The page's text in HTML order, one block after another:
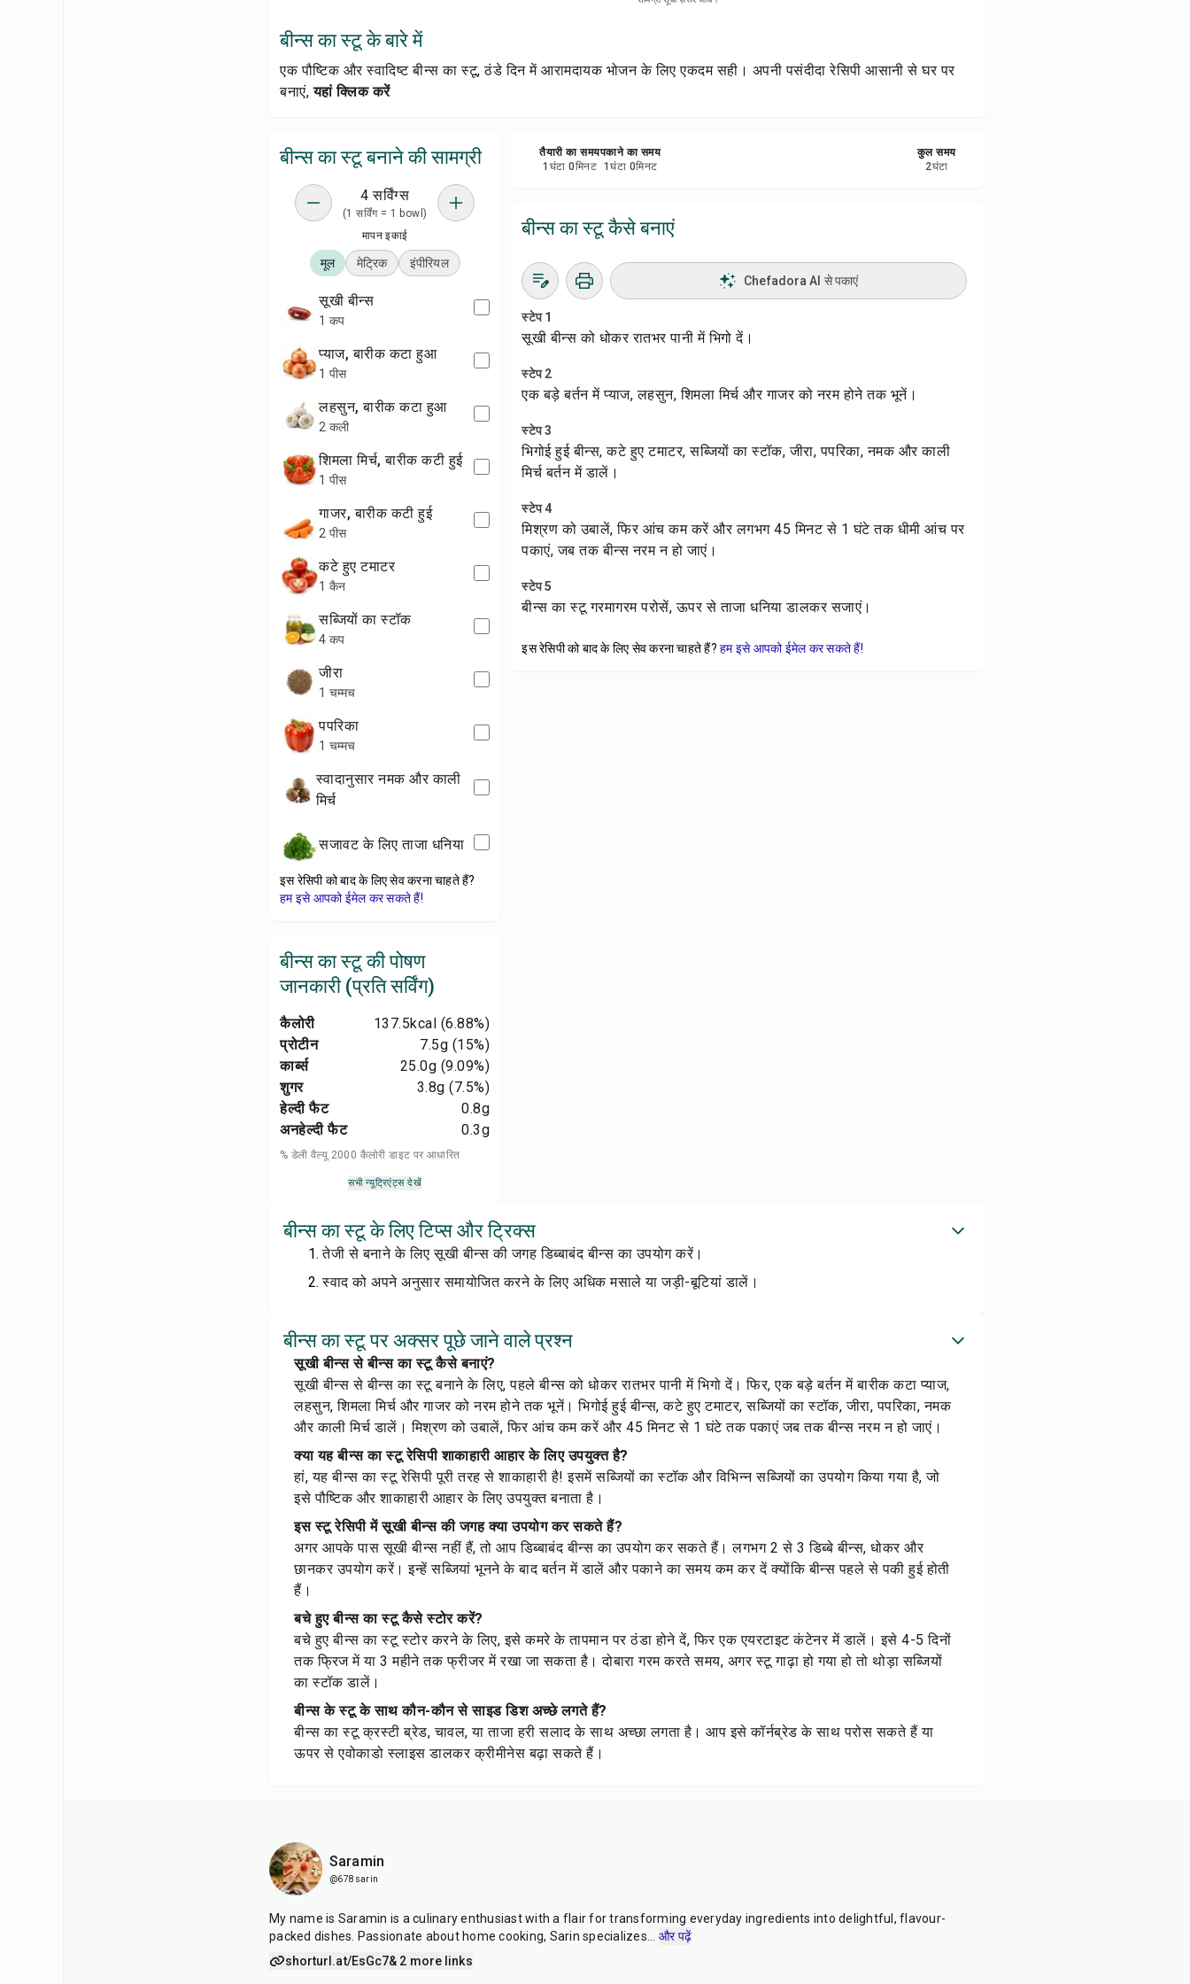
शेयर करें
बीन्स का स्टू के बारे में
एक पौष्टिक और स्वादिष्ट बीन्स का स्टू, ठंडे दिन में आरामदायक भोजन के लिए एकदम सही। अपनी पसंदीदा रेसिपी आसानी से घर पर
बनाएं,यहां क्लिक करें
बीन्स का स्टू बनाने की सामग्री
4 सर्विंग्स
(1 सर्विंग = 1 bowl)
मापन इकाई
मूल मेट्रिक इंपीरियल
सूखी बीन्स
1 कप
प्याज, बारीक कटा हुआ
1 पीस
लहसुन, बारीक कटा हुआ
2 कली
शिमला मिर्च, बारीक कटी हुई
1 पीस
गाजर, बारीक कटी हुई
2 पीस
कटे हुए टमाटर
1 कैन
सब्जियों का स्टॉक
4 कप
जीरा
1 चम्मच
पपरिका
1 चम्मच
स्वादानुसार नमक और काली
मिर्च
सजावट के लिए ताजा धनिया
इस रेसिपी को बाद के लिए सेव करना चाहते हैं?
हम इसे आपको ईमेल कर सकते हैं!
बीन्स का स्टू की पोषण
जानकारी (प्रति सर्विंग)
कैलोरी 137.5kcal (6.88%)
प्रोटीन
7.5g (15%)
कार्ब्स
25.0g (9.09%)
शुगर
3.8g (7.5%)
हेल्दी फैट
0.8g
अनहेल्दी फैट
0.3g
% डेली वैल्यू 2000 कैलोरी डाइट पर आधारित
सभी न्यूट्रिएंट्स देखें
तैयारी का समय
1 घंटा 0मिनट
पकाने का समय
1घंटा 0मिनट
कुल समय
2घंटा
बीन्स का स्टू कैसे बनाएं
Chefadora AI से पकाएं
स्टेप 1
सूखी बीन्स को धोकर रातभर पानी में भिगो दें।
स्टेप 2
एक बड़े बर्तन में प्याज, लहसुन, शिमला मिर्च और गाजर को नरम होने तक भूनें।
स्टेप 3
भिगोई हुई बीन्स, कटे हुए टमाटर, सब्जियों का स्टॉक, जीरा, पपरिका, नमक और काली
मिर्च बर्तन में डालें।
स्टेप 4
मिश्रण को उबालें, फिर आंच कम करें और लगभग 45 मिनट से 1 घंटे तक धीमी आंच पर
पकाएं, जब तक बीन्स नरम न हो जाएं।
स्टेप 5
बीन्स का स्टू गरमागरम परोसें, ऊपर से ताजा धनिया डालकर सजाएं।
इस रेसिपी को बाद के लिए सेव करना चाहते हैं? हम इसे आपको ईमेल कर सकते हैं!
बीन्स का स्टू के लिए टिप्स और ट्रिक्स
तेजी से बनाने के लिए सूखी बीन्स की जगह डिब्बाबंद बीन्स का उपयोग करें।
स्वाद को अपने अनुसार समायोजित करने के लिए अधिक मसाले या जड़ी-बूटियां डालें।
बीन्स का स्टू पर अक्सर पूछे जाने वाले प्रश्न
सूखी बीन्स से बीन्स का स्टू कैसे बनाएं?
सूखी बीन्स से बीन्स का स्टू बनाने के लिए, पहले बीन्स को धोकर रातभर पानी में भिगो दें। फिर, एक बड़े बर्तन में बारीक कटा प्याज,
लहसुन, शिमला मिर्च और गाजर को नरम होने तक भूनें। भिगोई हुई बीन्स, कटे हुए टमाटर, सब्जियों का स्टॉक, जीरा, पपरिका, नमक
और काली मिर्च डालें। मिश्रण को उबालें, फिर आंच कम करें और 45 मिनट से 1 घंटे तक पकाएं जब तक बीन्स नरम न हो जाएं।
क्या यह बीन्स का स्टू रेसिपी शाकाहारी आहार के लिए उपयुक्त है?
हां, यह बीन्स का स्टू रेसिपी पूरी तरह से शाकाहारी है! इसमें सब्जियों का स्टॉक और विभिन्न सब्जियों का उपयोग किया गया है, जो
इसे पौष्टिक और शाकाहारी आहार के लिए उपयुक्त बनाता है।
इस स्टू रेसिपी में सूखी बीन्स की जगह क्या उपयोग कर सकते हैं?
अगर आपके पास सूखी बीन्स नहीं हैं, तो आप डिब्बाबंद बीन्स का उपयोग कर सकते हैं। लगभग 2 से 3 डिब्बे बीन्स, धोकर और
छानकर उपयोग करें। इन्हें सब्जियां भूनने के बाद बर्तन में डालें और पकाने का समय कम कर दें क्योंकि बीन्स पहले से पकी हुई होती
हैं।
बचे हुए बीन्स का स्टू कैसे स्टोर करें?
बचे हुए बीन्स का स्टू स्टोर करने के लिए, इसे कमरे के तापमान पर ठंडा होने दें, फिर एक एयरटाइट कंटेनर में डालें। इसे 4-5 दिनों
तक फ्रिज में या 3 महीने तक फ्रीजर में रखा जा सकता है। दोबारा गरम करते समय, अगर स्टू गाढ़ा हो गया हो तो थोड़ा सब्जियों
का स्टॉक डालें।
बीन्स के स्टू के साथ कौन-कौन से साइड डिश अच्छे लगते हैं?
बीन्स का स्टू क्रस्टी ब्रेड, चावल, या ताजा हरी सलाद के साथ अच्छा लगता है। आप इसे कॉर्नब्रेड के साथ परोस सकते हैं या
ऊपर से एवोकाडो स्लाइस डालकर क्रीमीनेस बढ़ा सकते हैं।
Saramin
@678sarin
My name is Saramin is a culinary enthusiast with a flair for transforming everyday ingredients into delightful, flavour-
packed dishes. Passionate about home cooking, Sarin specializes
और पढ़ें
shorturl.at/EsGc7& 2 more links